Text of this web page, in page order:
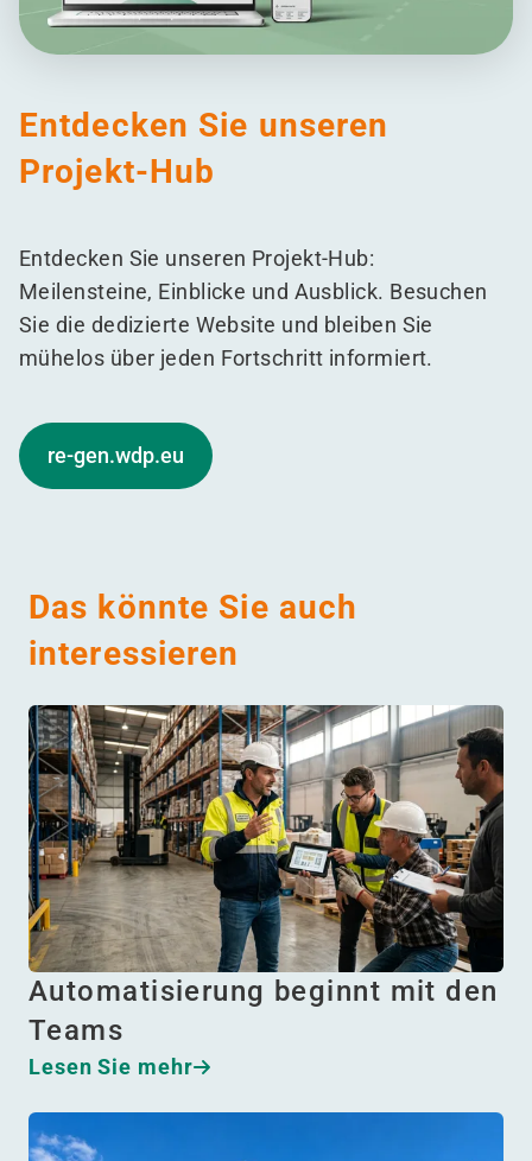
Entdecken Sie unseren
Projekt-Hub
Entdecken Sie unseren Projekt-Hub:
Meilensteine, Einblicke und Ausblick. Besuchen
Sie die dedizierte Website und bleiben Sie
mühelos über jeden Fortschritt informiert.
re-gen.wdp.eu
Das könnte Sie auch
interessieren
Automatisierung beginnt mit den
Teams
Lesen Sie mehr